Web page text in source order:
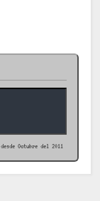
desde Octubre del 2011